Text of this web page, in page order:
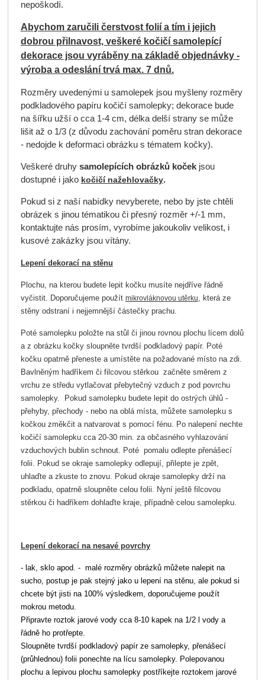
nepoškodí.
Abychom zaručili čerstvost folií a tím i jejich
dobrou přilnavost, veškeré kočičí samolepící
dekorace jsou vyráběny na základě objednávky -
výroba a odeslání trvá max. 7 dnů.
Rozměry uvedenými u samolepek jsou myšleny rozměry
podkladového papíru kočičí samolepky; dekorace bude
na šířku užší o cca 1-4 cm, délka delší strany se může
lišit až o 1/3 (z důvodu zachování poměru stran dekorace
- nedojde k deformaci obrázku s tématem kočky).
Veškeré druhy samolepících obrázků kočekjsou
dostupné i jako kočičí nažehlovačky.
Pokud si z naší nabídky nevyberete, nebo by jste chtěli
obrázek s jinou tématikou či přesný rozměr +/-1 mm,
kontaktujte nás prosím, vyrobíme jakoukoliv velikost, i
kusové zakázky jsou vítány.
Lepení dekorací na stěnu
Plochu, na kterou budete lepit kočku musíte nejdříve řádně
vyčistit. Doporučujeme použít mikrovláknovou utěrku , která ze
stěny odstraní i nejjemnější částečky prachu.
Poté samolepku položte na stůl či jinou rovnou plochu lícem dolů
a z obrázku kočky sloupněte tvrdší podkladový papír. Poté
kočku opatrně přeneste a umístěte na požadované místo na zdi.
Bavlněným hadříkem či filcovou stěrkou začněte směrem z
vrchu ze středu vytlačovat přebytečný vzduch z pod povrchu
samolepky. Pokud samolepku budete lepit do ostrých úhlů -
přehyby, přechody - nebo na oblá místa, můžete samolepku s
kočkou změkčit a natvarovat s pomocí fénu. Po nalepení nechte
kočičí samolepku cca 20-30 min. za občasného vyhlazování
vzduchových bublin schnout. Poté pomalu odlepte přenášecí
folii. Pokud se okraje samolepky odlepují, přilepte je zpět,
uhlaďte a zkuste to znovu. Pokud okraje samolepky drží na
podkladu, opatrně sloupněte celou folii. Nyní ještě filcovou
stěrkou či hadříkem dohlaďte kraje, případně celou samolepku.
Lepení dekorací na nesavé povrchy
- lak, sklo apod. - malé rozměry obrázků můžete nalepit na
sucho, postup je pak stejný jako u lepení na stěnu, ale pokud si
chcete být jisti na 100% výsledkem, doporučujeme použít
mokrou metodu.
Připravte roztok jarové vody cca 8-10 kapek na 1/2 l vody a
řádně ho protřepte.
Sloupněte tvrdší podkladový papír ze samolepky, přenášecí
(průhlednou) folii ponechte na lícu samolepky. Polepovanou
plochu a lepivou plochu samolepky postříkejte roztokem jarové